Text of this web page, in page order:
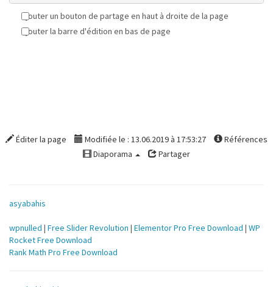
Ajouter un bouton de partage en haut à droite de la page
Ajouter la barre d'édition en bas de page
Éditer la page Modifiée le : 13.06.2019 à 17:53:27
Références
Diaporama
Partager
asyabahis
wpnulled | Free Slider Revolution | Elementor Pro Free Download | WP
Rocket Free Download
Rank Math Pro Free Download